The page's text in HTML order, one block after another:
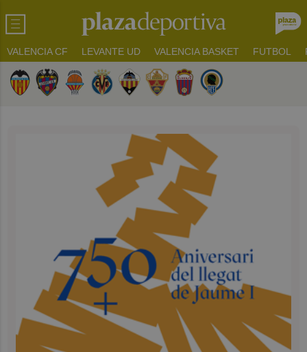
VALENCIA CF LEVANTE UD VALENCIA BASKET FUTBOL